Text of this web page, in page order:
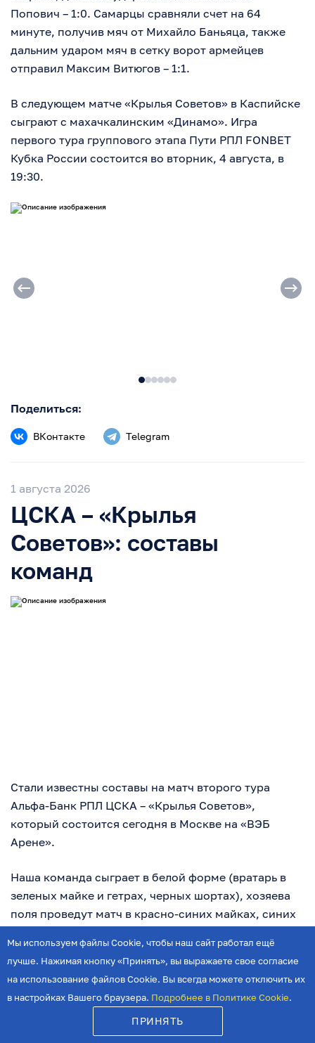
Попович – 1:0. Самарцы сравняли счет на 64
минуте, получив мяч от Михайло Баньяца, также
дальним ударом мяч в сетку ворот армейцев
отправил Максим Витюгов – 1:1.
В следующем матче «Крылья Советов» в Каспийске
сыграют с махачкалинским «Динамо». Игра
первого тура группового этапа Пути РПЛ FONBET
Кубка России состоится во вторник, 4 августа, в
19:30.
Поделиться:
ВКонтакте Telegram
1 августа 2026
ЦСКА – «Крылья
Советов»: составы
команд
Стали известны составы на матч второго тура
Альфа-Банк РПЛ ЦСКА – «Крылья Советов»,
который состоится сегодня в Москве на «ВЭБ
Арене».
Наша команда сыграет в белой форме (вратарь в
зеленых майке и гетрах, черных шортах), хозяева
поля проведут матч в красно-синих майках, синих
С капитанской повязкой «Крылья Советов» на поле
выведет Сергей Песьяков. Капитан московского
ЦСКА – Иван Обляков.
49 Тороп, 3 Круговой, 4 Жоао, 27 Мойзес, 79
Мы используем файлы Cookie, чтобы наш сайт работал ещё
лучше. Нажимая кнопку «Принять», вы выражаете свое согласие
на использование файлов Cookie. Вы всегда можете отключить их
в настройках Вашего браузера. Подробнее в Политике Cookie.
ПРИНЯТЬ